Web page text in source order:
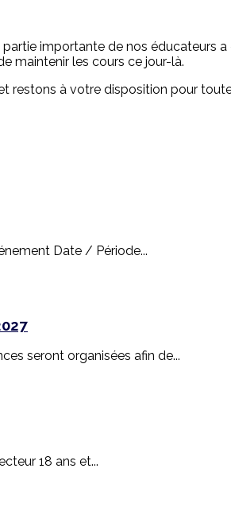
importante de nos éducateurs
maintenir les cours ce jour-là.
restons à votre disposition pour
Date / Période...
seront organisées afin de...
18 ans et...